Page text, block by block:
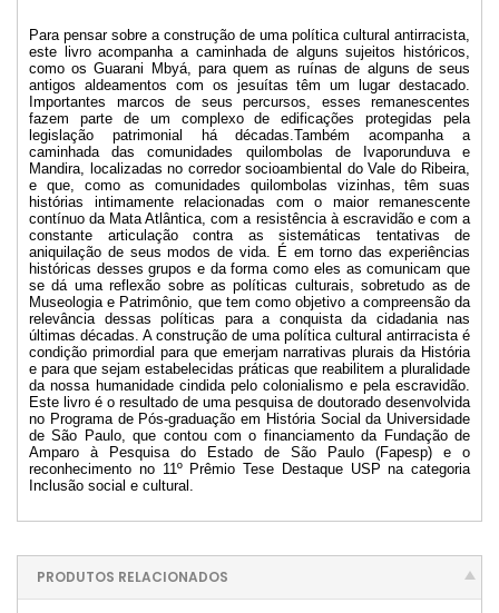
Para pensar sobre a construção de uma política cultural antirracista,
este livro acompanha a caminhada de alguns sujeitos históricos,
como os Guarani Mbyá, para quem as ruínas de alguns de seus
antigos aldeamentos com os jesuítas têm um lugar destacado.
Importantes marcos de seus percursos, esses remanescentes
fazem parte de um complexo de edificações protegidas pela
legislação patrimonial há décadas.Também acompanha a
caminhada das comunidades quilombolas de Ivaporunduva e
Mandira, localizadas no corredor socioambiental do Vale do Ribeira,
e que, como as comunidades quilombolas vizinhas, têm suas
histórias intimamente relacionadas com o maior remanescente
contínuo da Mata Atlântica, com a resistência à escravidão e com a
constante articulação contra as sistemáticas tentativas de
aniquilação de seus modos de vida. É em torno das experiências
históricas desses grupos e da forma como eles as comunicam que
se dá uma reflexão sobre as políticas culturais, sobretudo as de
Museologia e Patrimônio, que tem como objetivo a compreensão da
relevância dessas políticas para a conquista da cidadania nas
últimas décadas. A construção de uma política cultural antirracista é
condição primordial para que emerjam narrativas plurais da História
e para que sejam estabelecidas práticas que reabilitem a pluralidade
da nossa humanidade cindida pelo colonialismo e pela escravidão.
Este livro é o resultado de uma pesquisa de doutorado desenvolvida
no Programa de Pós-graduação em História Social da Universidade
de São Paulo, que contou com o financiamento da Fundação de
Amparo à Pesquisa do Estado de São Paulo (Fapesp) e o
reconhecimento no 11º Prêmio Tese Destaque USP na categoria
Inclusão social e cultural.
PRODUTOS RELACIONADOS